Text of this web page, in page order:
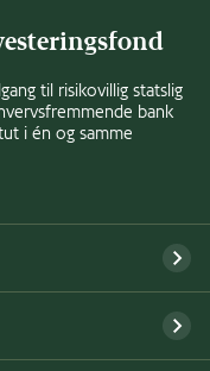
til risikovillig statslig
bank
i én og samme